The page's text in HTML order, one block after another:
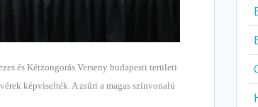
és Kétzongorás Verseny budapesti területi
képviselték. A zsűri a magas színvonalú